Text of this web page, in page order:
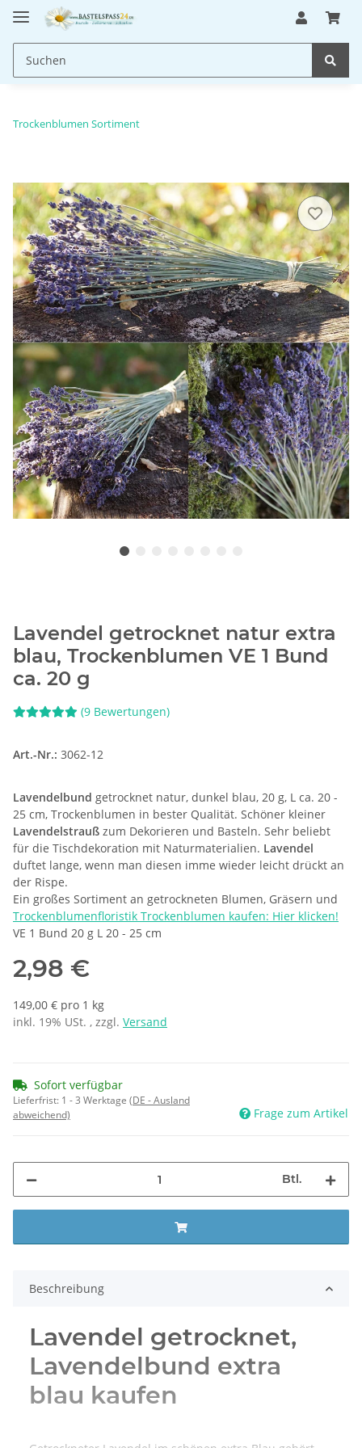
Trockenblumen Sortiment
Lavendel getrocknet natur extra
blau, Trockenblumen VE 1 Bund
ca. 20 g
(9 Bewertungen)
Art.-Nr.: 3062-12
Lavendelbund getrocknet natur, dunkel blau, 20 g, L ca. 20 -
25 cm, Trockenblumen in bester Qualität. Schöner kleiner
Lavendelstrauß zum Dekorieren und Basteln. Sehr beliebt
für die Tischdekoration mit Naturmaterialien. Lavendel
duftet lange, wenn man diesen imme wieder leicht drückt an
der Rispe.
Ein großes Sortiment an getrockneten Blumen, Gräsern und
Trockenblumenfloristik Trockenblumen kaufen: Hier klicken!
VE 1 Bund 20 g L 20 - 25 cm
2,98 €
149,00 € pro 1 kg
inkl. 19% USt. , zzgl. Versand
Sofort verfügbar
Lieferfrist: 1 - 3 Werktage (DE - Ausland
abweichend)
Frage zum Artikel
Btl.
Beschreibung
Lavendel getrocknet,
Lavendelbund extra
blau kaufen